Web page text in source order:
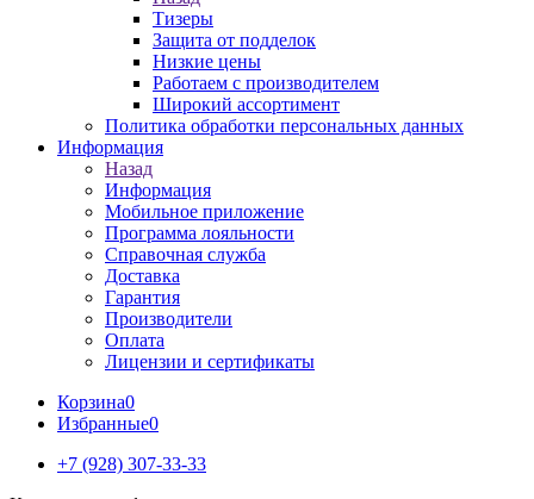
Тизеры
Защита от подделок
Низкие цены
Работаем с производителем
Широкий ассортимент
Политика обработки персональных данных
Информация
Назад
Информация
Мобильное приложение
Программа лояльности
Справочная служба
Доставка
Гарантия
Производители
Оплата
Лицензии и сертификаты
Корзина0
Избранные0
+7 (928) 307-33-33